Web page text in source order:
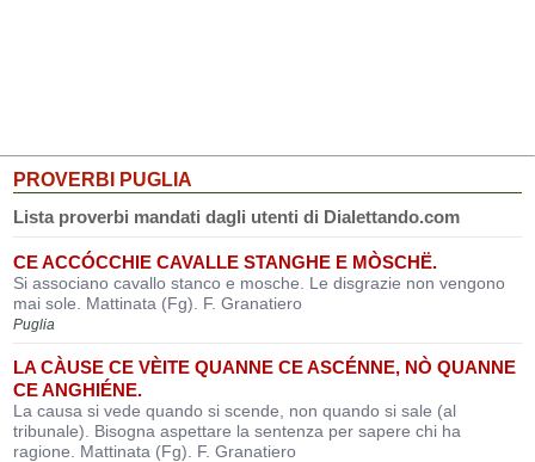
PROVERBI PUGLIA
Lista proverbi mandati dagli utenti di Dialettando.com
CE ACCÓCCHIE CAVALLE STANGHE E MÒSCHË.
Si associano cavallo stanco e mosche. Le disgrazie non vengono
mai sole. Mattinata (Fg). F. Granatiero
Puglia
LA CÀUSE CE VÈITE QUANNE CE ASCÉNNE, NÒ QUANNE
CE ANGHIÉNE.
La causa si vede quando si scende, non quando si sale (al
tribunale). Bisogna aspettare la sentenza per sapere chi ha
ragione. Mattinata (Fg). F. Granatiero